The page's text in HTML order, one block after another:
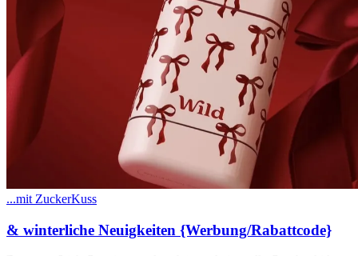
...mit ZuckerKuss
& winterliche Neuigkeiten {Werbung/Rabattcode}